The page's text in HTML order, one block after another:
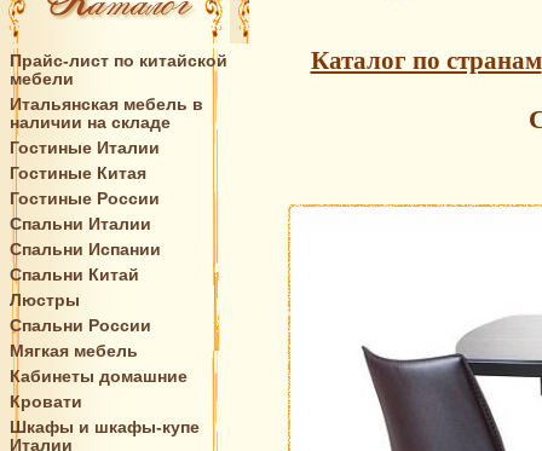
Прайс-лист по китайской
мебели
Итальянская мебель в
наличии на складе
Гостиные Италии
Гостиные Китая
Гостиные России
Спальни Италии
Спальни Испании
Спальни Китай
Люстры
Спальни России
Мягкая мебель
Кабинеты домашние
Кровати
Шкафы и шкафы-купе
Италии
Каталог по странам